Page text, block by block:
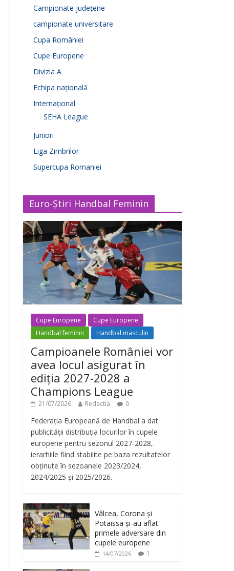
Campionate județene
campionate universitare
Cupa României
Cupe Europene
Divizia A
Echipa națională
Internațional
SEHA League
Juniori
Liga Zimbrilor
Supercupa Romaniei
Euro-Știri Handbal Feminin
Cupe Europene
Cupe Europene
Handbal feminin
Handbal masculin
Campioanele României vor
avea locul asigurat în
ediția 2027-2028 a
Champions League
21/07/2026 Redactia 0
Federația Europeană de Handbal a dat
publicității distribuția locurilor în cupele
europene pentru sezonul 2027-2028,
ierarhiile fiind stabilite pe baza rezultatelor
obținute în sezoanele 2023/2024,
2024/2025 și 2025/2026.
Vâlcea, Corona și
Potaissa și-au aflat
primele adversare din
cupele europene
14/07/2026 1